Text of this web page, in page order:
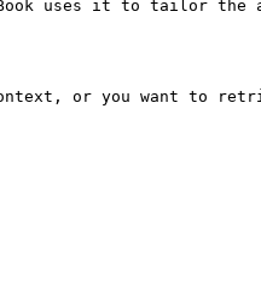
uses it to tailor the
or you want to